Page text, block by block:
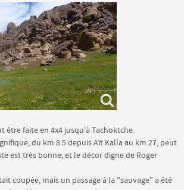
être faite en 4x4 jusqu'à Tachoktche.
du km 8.5 depuis Aït Kalla au km 27, peut
est très bonne, et le décor digne de Roger
coupée, mais un passage à la "sauvage" a été